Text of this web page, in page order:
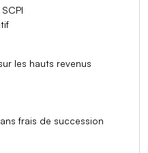
les hauts revenus
frais de succession